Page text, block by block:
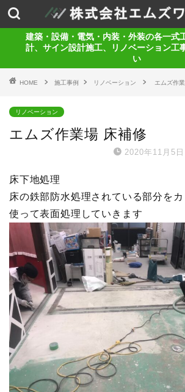
建築・設備・電気・内装・外装の各一式
計、サイン設計施工、リノベーション工
い
HOME 施工事例 リノベーション エムズ作
リノベーション
エムズ作業場 床補修
2020年11月5日
床下地処理
床の鉄部防水処理されている部分を
使って表面処理していきます